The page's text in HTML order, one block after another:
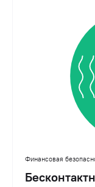
Финансовая